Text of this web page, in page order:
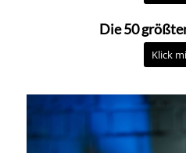
Die 50
Klick